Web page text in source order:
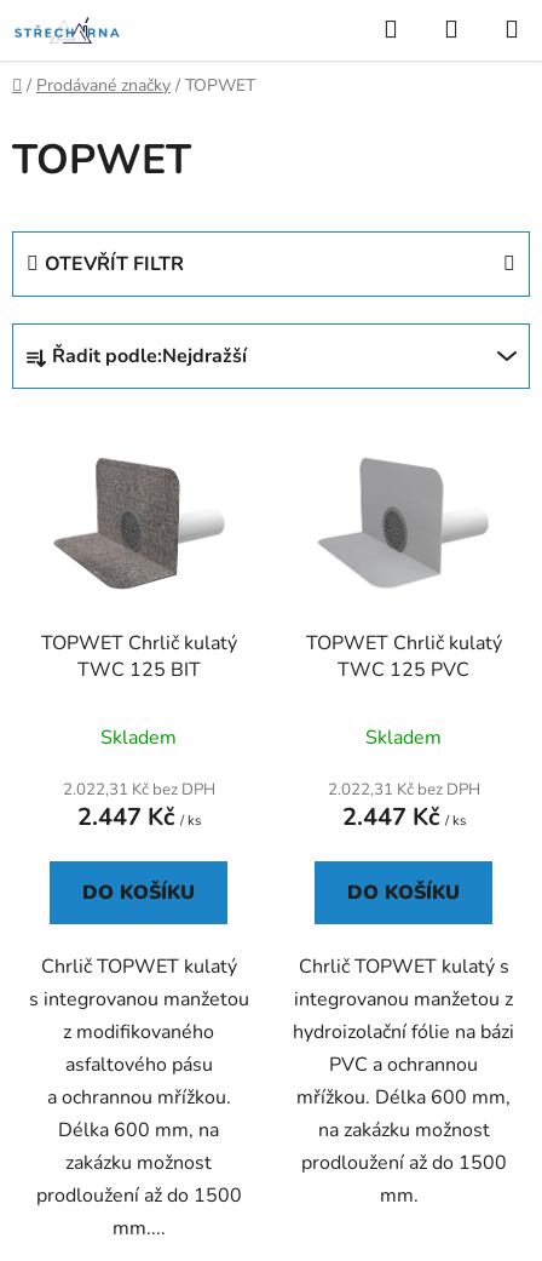
na
obsah
Hledat
KOŠÍK
Domů
/ Prodávané značky / TOPWET
TOPWET
OTEVŘÍT FILTR
Ř
z
Řadit podle:Nejdražší
TOPWET Chrlič kulatý
TWC 125 BIT
Skladem
2.022,31 Kč bez DPH
2.447 Kč / ks
DO KOŠÍKU
Chrlič TOPWET kulatý
s integrovanou manžetou
z modifikovaného
asfaltového pásu
a ochrannou mřížkou.
Délka 600 mm, na
zakázku možnost
prodloužení až do 1500
mm....
TOPWET Chrlič kulatý
TWC 125 PVC
Skladem
2.022,31 Kč bez DPH
2.447 Kč / ks
DO KOŠÍKU
Chrlič TOPWET kulatý s
integrovanou manžetou z
hydroizolační fólie na bázi
PVC a ochrannou
mřížkou. Délka 600 mm,
na zakázku možnost
prodloužení až do 1500
mm.